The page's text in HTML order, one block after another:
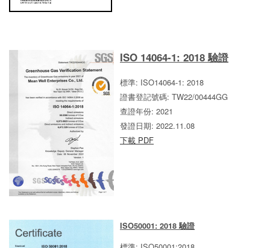
ISO 14064-1: 2018 驗證
標準: ISO14064-1: 2018
證書登記號碼: TW22/00444GG
查證年份: 2021
發證日期: 2022.11.08
下載 PDF
ISO50001: 2018 驗證